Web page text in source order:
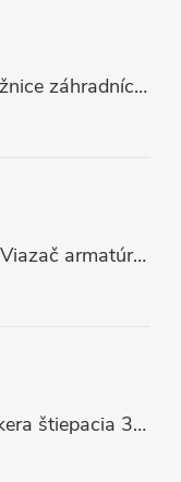
EXTOL PREMIUM 8872105 Nožnice záhradnícke dlhé úzke, 200mm, max. prestrih Ø6mm
EXTOL INDUSTRIAL 8791861 Viazač armatúr aku Share20V, bez aku, drôt 0,8mm, oko 8-34mm, bezuhlíkový motor
EXTOL PREMIUM 8871287 Sekera štiepacia 3500g, nylónová násada 910mm